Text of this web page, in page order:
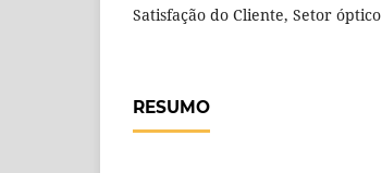
Satisfação do Cliente, Setor óptico
RESUMO